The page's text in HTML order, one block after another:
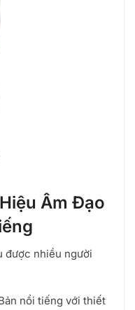
Âm Đạo
được nhiều người
nổi tiếng với thiết